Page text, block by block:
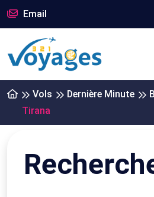
Email
Vols Dernière Minute
Tirana